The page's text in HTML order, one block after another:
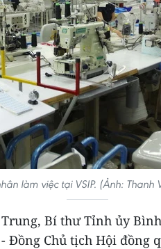
làm việc tại VSIP. (Ảnh: Thanh
Bí thư Tỉnh ủy
Đồng Chủ tịch Hội đồng